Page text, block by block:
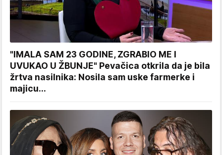
"IMALA SAM 23 GODINE, ZGRABIO ME I
UVUKAO U ŽBUNJE" Pevačica otkrila da je bila
žrtva nasilnika: Nosila sam uske farmerke i
majicu...